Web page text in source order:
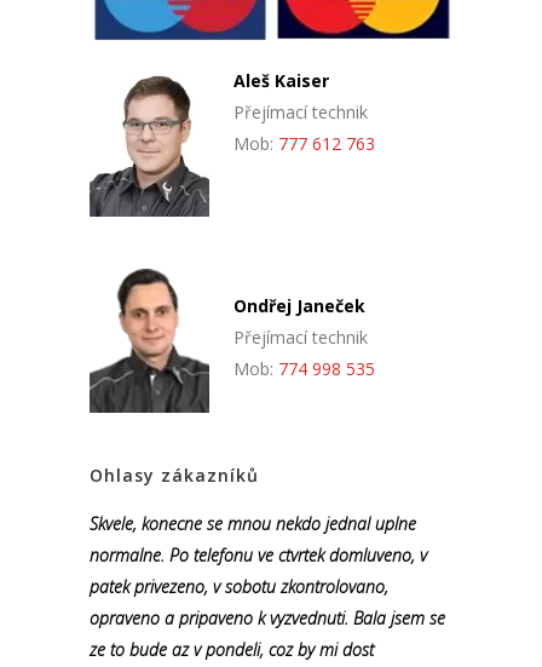
Aleš Kaiser
Přejímací technik
Mob: 777 612 763
Ondřej Janeček
Přejímací technik
Mob: 774 998 535
Ohlasy zákazníků
Skvele, konecne se mnou nekdo jednal uplne
normalne. Po telefonu ve ctvrtek domluveno, v
patek privezeno, v sobotu zkontrolovano,
opraveno a pripaveno k vyzvednuti. Bala jsem se
ze to bude az v pondeli, coz by mi dost